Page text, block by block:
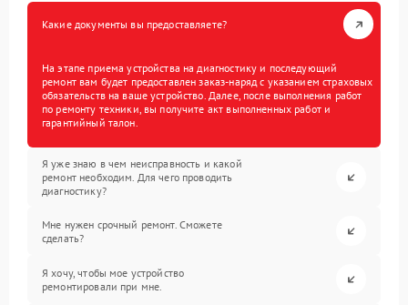
Какие документы вы предоставляете?
На этапе приема устройства на диагностику и последующий
ремонт вам будет предоставлен заказ-наряд с указанием страховых
обязательств на ваше устройство. Далее, после выполнения работ
по ремонту техники, вы получите акт выполненных работ и
гарантийный талон.
Я уже знаю в чем неисправность и какой
ремонт необходим. Для чего проводить
диагностику?
Мне нужен срочный ремонт. Сможете
сделать?
Я хочу, чтобы мое устройство
ремонтировали при мне.